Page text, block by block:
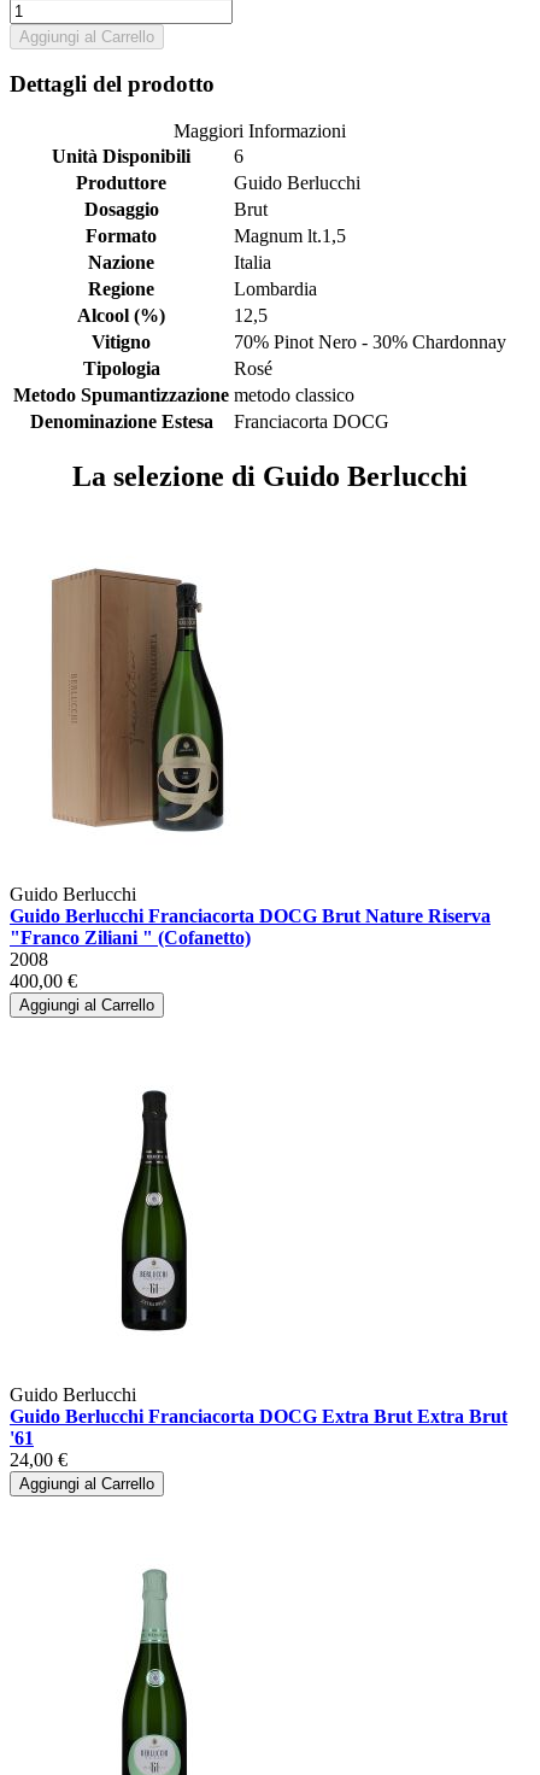
Aggiungi al Carrello
Dettagli del prodotto
Maggiori Informazioni
Unità Disponibili
6
Produttore
Guido Berlucchi
Dosaggio
Brut
Formato
Magnum lt.1,5
Nazione
Italia
Regione
Lombardia
Alcool (%)
12,5
Vitigno
70% Pinot Nero - 30% Chardonnay
Tipologia
Rosé
Metodo Spumantizzazione metodo classico
Denominazione Estesa
Franciacorta DOCG
La selezione di Guido Berlucchi
Guido Berlucchi
Guido Berlucchi Franciacorta DOCG Brut Nature Riserva
"Franco Ziliani " (Cofanetto)
2008
400,00 €
Aggiungi al Carrello
Guido Berlucchi
Guido Berlucchi Franciacorta DOCG Extra Brut Extra Brut
'61
24,00 €
Aggiungi al Carrello